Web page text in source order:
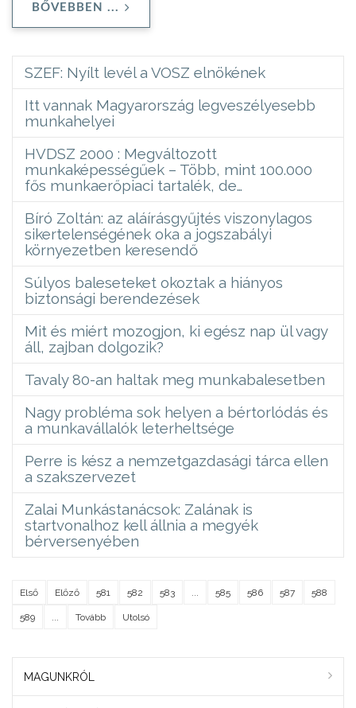
BŐVEBBEN ...
SZEF: Nyílt levél a VOSZ elnökének
Itt vannak Magyarország legveszélyesebb
munkahelyei
HVDSZ 2000 : Megváltozott
munkaképességűek – Több, mint 100.000
fős munkaerőpiaci tartalék, de…
Bíró Zoltán: az aláírásgyűjtés viszonylagos
sikertelenségének oka a jogszabályi
környezetben keresendő
Súlyos baleseteket okoztak a hiányos
biztonsági berendezések
Mit és miért mozogjon, ki egész nap ül vagy
áll, zajban dolgozik?
Tavaly 80-an haltak meg munkabalesetben
Nagy probléma sok helyen a bértorlódás és
a munkavállalók leterheltsége
Perre is kész a nemzetgazdasági tárca ellen
a szakszervezet
Zalai Munkástanácsok: Zalának is
startvonalhoz kell állnia a megyék
bérversenyében
Első Előző 581 582 583 585 586 587 588
589 Tovább Utolsó
MAGUNKRÓL